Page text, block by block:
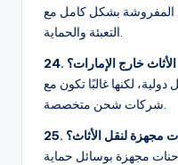
المفروشة بشكل كامل مع
التعبئة والحماية.
خارج الإمارات؟
لكنها غالبًا تكون مع
شركات شحن متخصصة.
مجهزة لنقل الأثاث؟
مجهزة بوسائل حماية